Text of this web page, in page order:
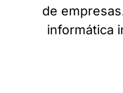
de
informática